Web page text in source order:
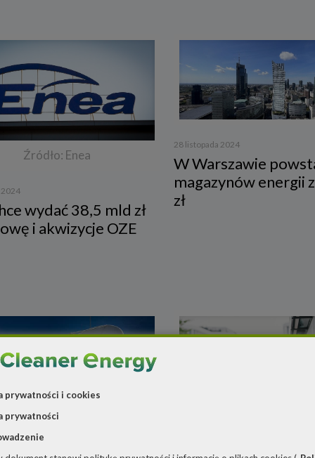
Źródło: Enea
wydać 38,5 mld zł
i akwizycje OZE
28 listopada 2024
W Warszawie
magazynów energii
zł
Źródło:
biuro-
prywatności i cookies
prywatności